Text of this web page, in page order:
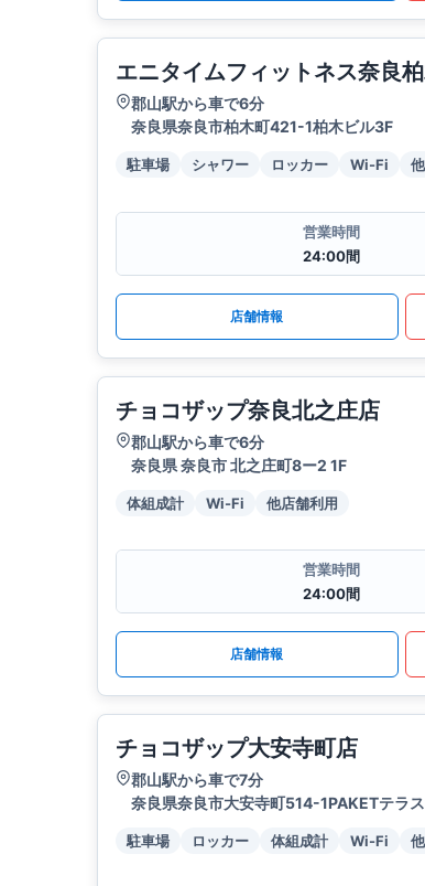
エニタイムフィットネス奈良
郡山駅から車で6分
奈良県奈良市柏木町421-1柏木ビル3F
駐車場 シャワー ロッカー Wi-Fi
営業時間
24:00間
店舗情報
チョコザップ奈良北之庄店
郡山駅から車で6分
奈良県 奈良市 北之庄町8ー2 1F
体組成計 Wi-Fi 他店舗利用
営業時間
24:00間
店舗情報
チョコザップ大安寺町店
郡山駅から車で7分
奈良県奈良市大安寺町514-1PAKETテラ
駐車場 ロッカー 体組成計 Wi-Fi